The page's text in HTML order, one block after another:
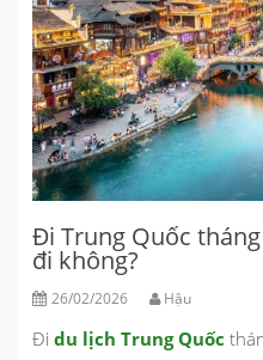
Đi Trung Quốc
đi không?
26/02/2026 Hậu
Đi du lịch Trung Quốc